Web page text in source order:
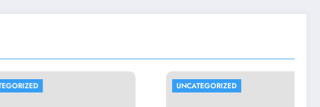
UNCATEGORIZED